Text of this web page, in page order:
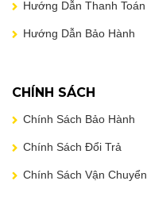
Hướng Dẫn Thanh Toán
Hướng Dẫn Bảo Hành
CHÍNH SÁCH
Chính Sách Bảo Hành
Chính Sách Đổi Trả
Chính Sách Vận Chuyển